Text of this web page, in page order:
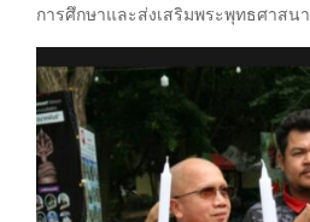
การศึกษาและส่งเสริมพระพุทธศาสนา